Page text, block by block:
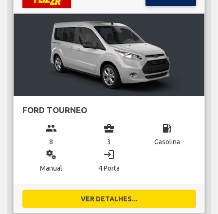
FORD TOURNEO
group
8
business_center
3
local_gas_station
Gasolina
miscellaneous_services
Manual
login
4 Porta
VER DETALHES...